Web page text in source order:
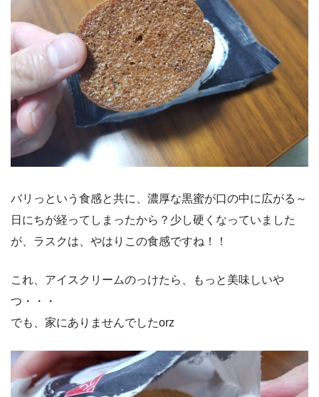
バリっという食感と共に、濃厚な黒蜜が口の中に広がる～
日にちが経ってしまったから？少し硬くなっていました
が、ラスクは、やはりこの食感ですね！！
これ、アイスクリームのっけたら、もっと美味しいや
つ・・・
でも、家にありませんでしたorz